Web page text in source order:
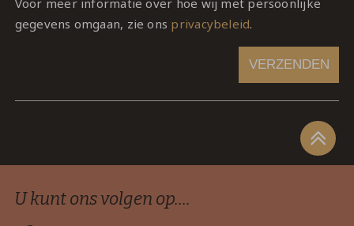
Voor meer informatie over hoe wij met persoonlijke
gegevens omgaan, zie ons privacybeleid.
VERZENDEN
U kunt ons volgen op....